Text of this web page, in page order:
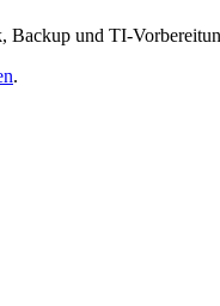
Backup und TI-
.